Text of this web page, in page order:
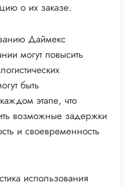
о их заказе.
Даймекс
могут повысить
быть
этапе, что
возможные задержки
и своевременность
использования